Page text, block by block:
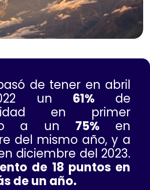
de tener en abril
un 61% de
en primer
a un 75% en
del mismo año, y a
diciembre del 2023.
de 18 puntos en
de un año.